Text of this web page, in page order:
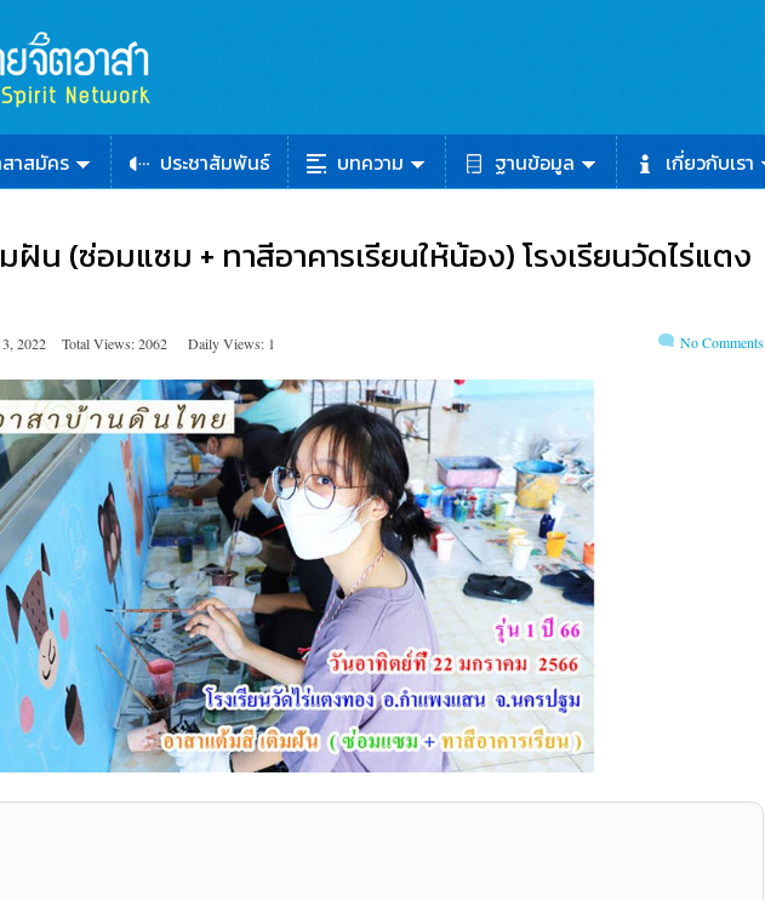
าสมัคร ประชาสัมพันธ์ บทความ ฐานข้อมูล เกี่ยวกับเรา
น (ซ่อมแซม + ทาสีอาคารเรียนให้น้อง) โรงเรียนวัดไร่แตง
2022 Total Views: 2062 Daily Views: 1 No Comments